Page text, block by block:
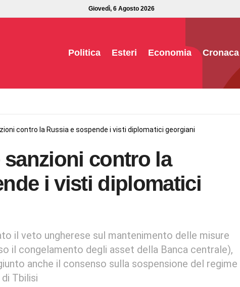
Giovedì, 6 Agosto 2026
Politica Esteri Economia Cronaca
contro la Russia e sospende i visti diplomatici georgiani
sanzioni contro la
i visti diplomatici
il veto ungherese sul mantenimento delle misure
il congelamento degli asset della Banca centrale),
anche il consenso sulla sospensione del regime
Tbilisi